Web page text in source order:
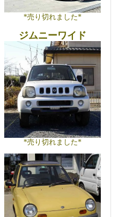
*売り切れました*
ジムニーワイド
*売り切れました*